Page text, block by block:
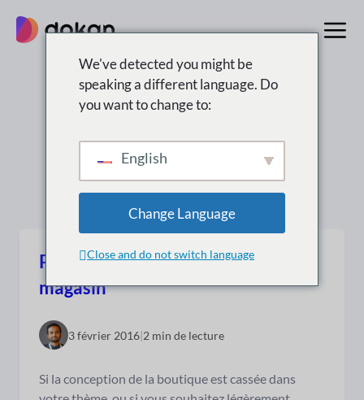
contenu
Résultats de la
recherche pour :
“ wordpress ”
Personnalisation de la page du
magasin
3 février 2016|2 min de lecture
Si la conception de la boutique est cassée dans
We've detected you might be
speaking a different language. Do
you want to change to:
English
Change Language
Close and do not switch language